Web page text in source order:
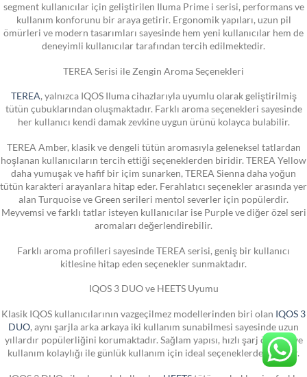
segment kullanıcılar için geliştirilen Iluma Prime i serisi, performans ve
kullanım konforunu bir araya getirir. Ergonomik yapıları, uzun pil
ömürleri ve modern tasarımları sayesinde hem yeni kullanıcılar hem de
deneyimli kullanıcılar tarafından tercih edilmektedir.
TEREA Serisi ile Zengin Aroma Seçenekleri
TEREA, yalnızca IQOS Iluma cihazlarıyla uyumlu olarak geliştirilmiş
tütün çubuklarından oluşmaktadır. Farklı aroma seçenekleri sayesinde
her kullanıcı kendi damak zevkine uygun ürünü kolayca bulabilir.
TEREA Amber, klasik ve dengeli tütün aromasıyla geleneksel tatlardan
hoşlanan kullanıcıların tercih ettiği seçeneklerden biridir. TEREA Yellow
daha yumuşak ve hafif bir içim sunarken, TEREA Sienna daha yoğun
tütün karakteri arayanlara hitap eder. Ferahlatıcı seçenekler arasında yer
alan Turquoise ve Green serileri mentol severler için popülerdir.
Meyvemsi ve farklı tatlar isteyen kullanıcılar ise Purple ve diğer özel seri
aromaları değerlendirebilir.
Farklı aroma profilleri sayesinde TEREA serisi, geniş bir kullanıcı
kitlesine hitap eden seçenekler sunmaktadır.
IQOS 3 DUO ve HEETS Uyumu
Klasik IQOS kullanıcılarının vazgeçilmez modellerinden biri olan IQOS 3
DUO, aynı şarjla arka arkaya iki kullanım sunabilmesi sayesinde uzun
yıllardır popülerliğini korumaktadır. Sağlam yapısı, hızlı şarj özelliği ve
kullanım kolaylığı ile günlük kullanım için ideal seçeneklerden biridir.